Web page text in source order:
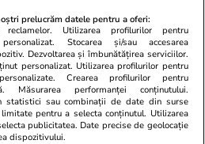
24 iul.
din
pe telefon
pusă în
Vacanțe și
Piloții
pentru a
bordul
să fie atenți
prelucrăm datele pentru a oferi:
reclamelor. Utilizarea profilurilor pentru
Stocarea și/sau accesarea
Dezvoltarea și îmbunătățirea serviciilor.
personalizat. Utilizarea profilurilor pentru
Crearea profilurilor pentru
Măsurarea performanței conținutului.
statistici sau combinații de date din surse
pentru a selecta conținutul. Utilizarea
publicitatea. Date precise de geolocație
dispozitivului.